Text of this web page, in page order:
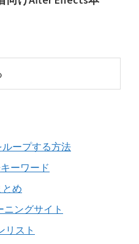
ープする方法
ーワード
め
ニングサイト
リスト